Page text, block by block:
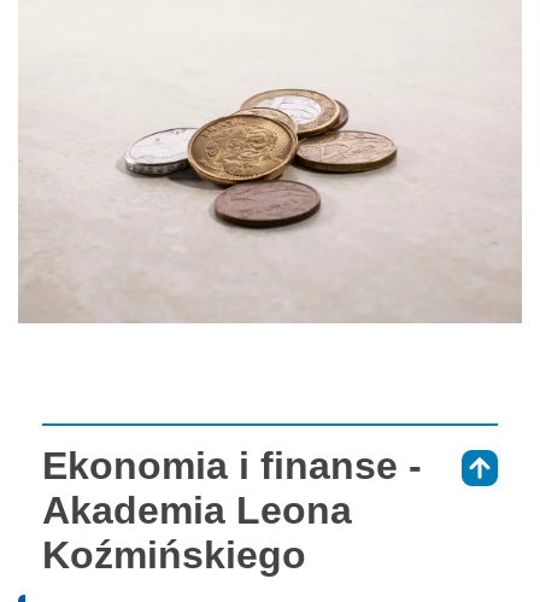
Ekonomia i finanse -
Akademia Leona
Koźmińskiego